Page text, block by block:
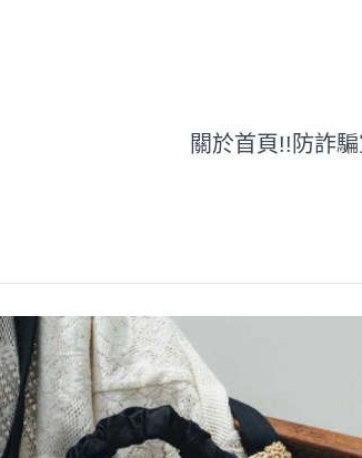
關於首頁!!防詐